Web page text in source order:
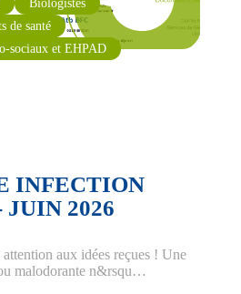
Biologistes
de santé
sociaux et EHPAD
INFECTION
2026
aux idées reçues ! Une
malodorante n&rsqu…